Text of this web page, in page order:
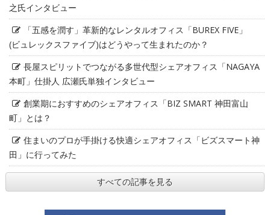
之氏インタビュー
「五感を潤す」革新的なレンタルオフィス「BUREX FIVE」
(ビュレックスファイブ)はどうやって生まれたのか？
長屋スピリットでつながる多世代型シェアオフィス「NAGAYA
本町」仕掛人 広瀬氏単独インタビュー
創業期におすすめのシェアオフィス「BIZ SMART 神田富山
町」とは？
住まいのプロが手掛ける快適シェアオフィス「ビズスマート神
田」に行ってみた
すべての記事を見る